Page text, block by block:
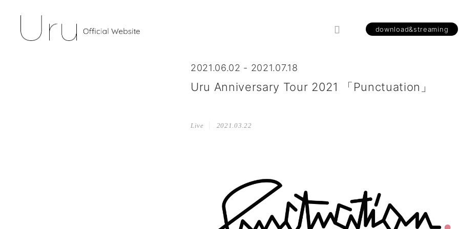
download&streaming
2021.06.02 - 2021.07.18
Uru Anniversary Tour 2021 「Punctuation」
Live 2021.03.22